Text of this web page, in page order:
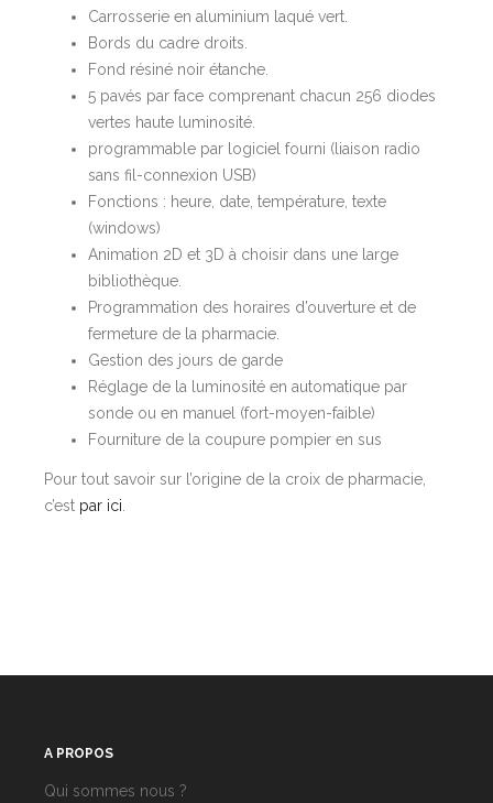
Carrosserie en aluminium laqué vert.
Bords du cadre droits.
Fond résiné noir étanche.
5 pavés par face comprenant chacun 256 diodes
vertes haute luminosité.
programmable par logiciel fourni (liaison radio
sans fil-connexion USB)
Fonctions : heure, date, température, texte
(windows)
Animation 2D et 3D à choisir dans une large
bibliothèque.
Programmation des horaires d’ouverture et de
fermeture de la pharmacie.
Gestion des jours de garde
Réglage de la luminosité en automatique par
sonde ou en manuel (fort-moyen-faible)
Fourniture de la coupure pompier en sus
Pour tout savoir sur l’origine de la croix de pharmacie,
c’est par ici
A PROPOS
Qui sommes nous ?